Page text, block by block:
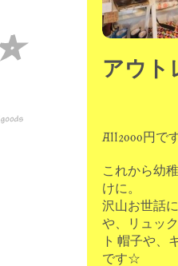
アウト
All2000円で
これから幼
けに。
沢山お世話
や、リュッ
ト 帽子や、
です☆